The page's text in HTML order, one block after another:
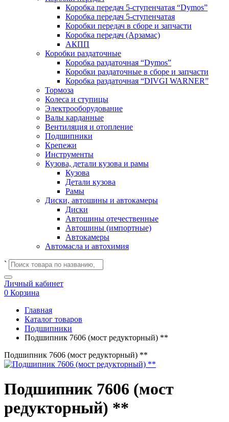
Коробка передач 5-ступенчатая “Dymos”
Коробка передач 5-ступенчатая
Коробки передач в сборе и запчасти
Коробка передач (Арзамас)
АКПП
Коробки раздаточные
Коробка раздаточная “Dymos”
Коробки раздаточные в сборе и запчасти
Коробка раздаточная “DIVGI WARNER”
Тормоза
Колеса и ступицы
Электрооборудование
Валы карданные
Вентиляция и отопление
Подшипники
Крепежи
Инструменты
Кузова, детали кузова и рамы
Кузова
Детали кузова
Рамы
Диски, автошины и автокамеры
Диски
Автошины отечественные
Автошины (импортные)
Автокамеры
Автомасла и автохимия
`
Личный кабинет
0 Корзина
Главная
Каталог товаров
Подшипники
Подшипник 7606 (мост редукторный) **
Подшипник 7606 (мост редукторный) **
Подшипник 7606 (мост
редукторный) **